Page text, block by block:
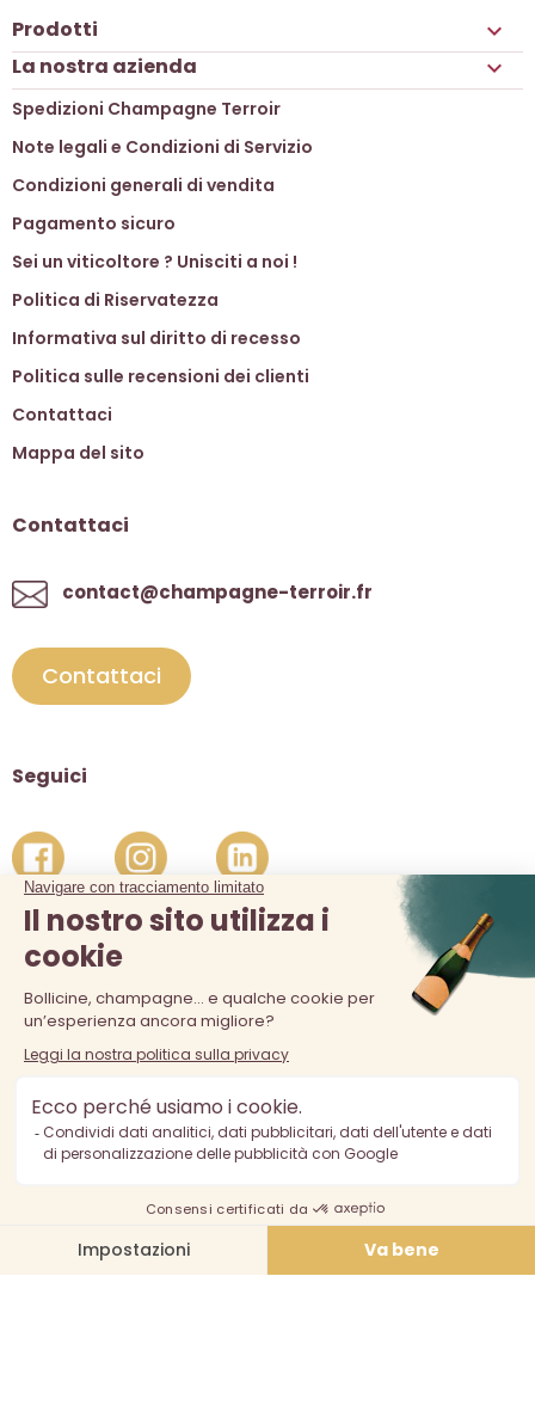
Prodotti 
La nostra azienda 
Spedizioni Champagne Terroir
Note legali e Condizioni di Servizio
Condizioni generali di vendita
Pagamento sicuro
Sei un viticoltore ? Unisciti a noi !
Politica di Riservatezza
Informativa sul diritto di recesso
Politica sulle recensioni dei clienti
Contattaci
Mappa del sito
Contattaci
contact@champagne-terroir.fr
Contattaci
Seguici
La vendita di alcolici è vietata ai minori di 18 anni. L'abuso di